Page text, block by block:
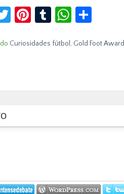
Twitter
Pinterest
Tumblr
Curiosidades fútbol , Gold Foot Award